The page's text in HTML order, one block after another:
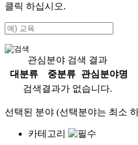
클릭 하십시오.
관심분야 검색 결과
대분류
중분류
관심분야명
검색결과가 없습니다.
선택된 분야 (선택분야는 최소
카테고리